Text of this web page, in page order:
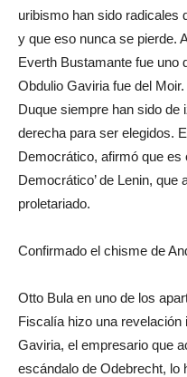
uribismo han sido radicales
y que eso nunca se pierde.
Everth Bustamante fue uno
Obdulio Gaviria fue del
Duque siempre han sido de
derecha para ser elegidos.
Democrático, afirmó que es
Democrático’ de Lenin, que
proletariado.
Confirmado el chisme de
Otto Bula en uno de los
Fiscalía hizo una
Gaviria, el empresario que
escándalo de Odebrecht, lo